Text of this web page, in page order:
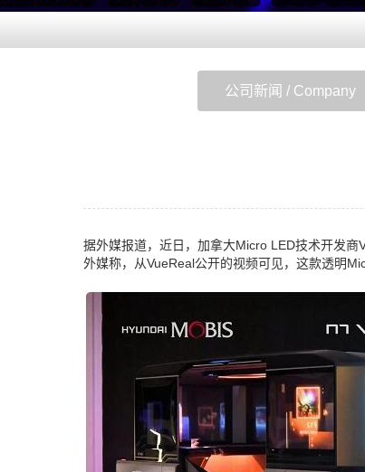
公司新闻 / Company
据外媒报道，近日，加拿大Micro LED技术开发
外媒称，从VueReal公开的视频可见，这款透明